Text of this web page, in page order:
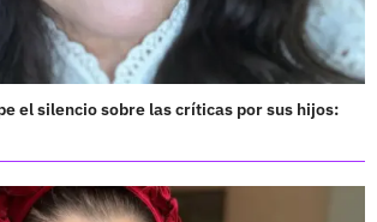
el silencio sobre las críticas por sus hijos: